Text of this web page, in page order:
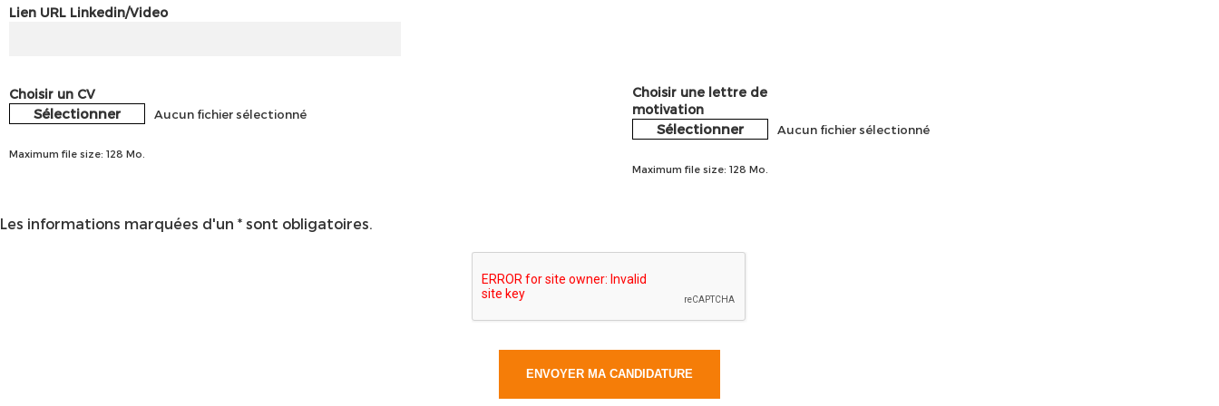
Lien URL Linkedin/Video
Choisir un CV
Sélectionner Aucun fichier sélectionné
Maximum file size: 128 Mo.
Choisir une lettre de
motivation
Sélectionner Aucun fichier sélectionné
Maximum file size: 128 Mo.
Les informations marquées d'un * sont obligatoires.